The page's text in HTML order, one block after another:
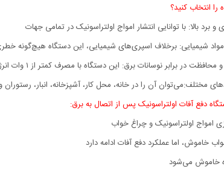
را انتخاب کنید؟
شیمیایی: برخلاف اسپری‌های شیمیایی، این دستگاه هیچ‌گونه
نوسانات برق: این دستگاه با مصرف کمتر از ۱ وات انرژی، یک گزینه اقتصادی و کم‌مصرف محسوب می‌شود.
مختلف:می‌توان آن را در خانه، محل کار، آشپزخانه، انبار، رستوران
دفع آفات اولتراسونیک پس از اتصال به برق:
امواج اولتراسونیک و چراغ خواب
خاموش، اما عملکرد دفع آفات ادامه دارد
خاموش می‌شود